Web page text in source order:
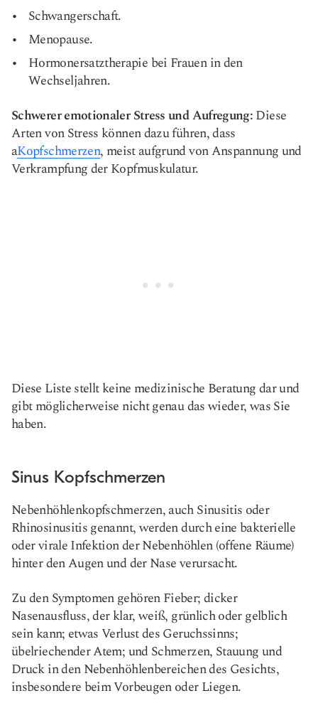
Schwangerschaft.
Menopause.
Hormonersatztherapie bei Frauen in den
Wechseljahren.
Schwerer emotionaler Stress und Aufregung:Diese
Arten von Stress können dazu führen, dass
aKopfschmerzen, meist aufgrund von Anspannung und
Verkrampfung der Kopfmuskulatur.
Diese Liste stellt keine medizinische Beratung dar und
gibt möglicherweise nicht genau das wieder, was Sie
haben.
Sinus Kopfschmerzen
Nebenhöhlenkopfschmerzen, auch Sinusitis oder
Rhinosinusitis genannt, werden durch eine bakterielle
oder virale Infektion der Nebenhöhlen (offene Räume)
hinter den Augen und der Nase verursacht.
Zu den Symptomen gehören Fieber; dicker
Nasenausfluss, der klar, weiß, grünlich oder gelblich
sein kann; etwas Verlust des Geruchssinns;
übelriechender Atem; und Schmerzen, Stauung und
Druck in den Nebenhöhlenbereichen des Gesichts,
insbesondere beim Vorbeugen oder Liegen.